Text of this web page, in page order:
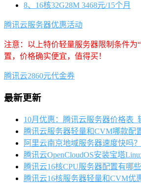
8、16核32G28M 3468元/15个月
腾讯云服务器优惠活动
注意：以上特价轻量服务器限制条件
置，价格确实便宜，值得买！
腾讯云2860元代金券
最新更新
10月优惠：腾讯云服务器价格表_
腾讯云服务器轻量和CVM哪款配
阿里云南京地域服务器速度快吗
腾讯云OpenCloudOS安装宝塔
腾讯云16核CPU服务器配置有哪些
腾讯云16核服务器轻量和CVM优